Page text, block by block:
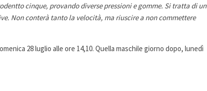
cinque, provando diverse pressioni e gomme. Si tratta di un
Non conterà tanto la velocità, ma riuscire a non commettere
28 luglio alle ore 14,10. Quella maschile giorno dopo, lunedì